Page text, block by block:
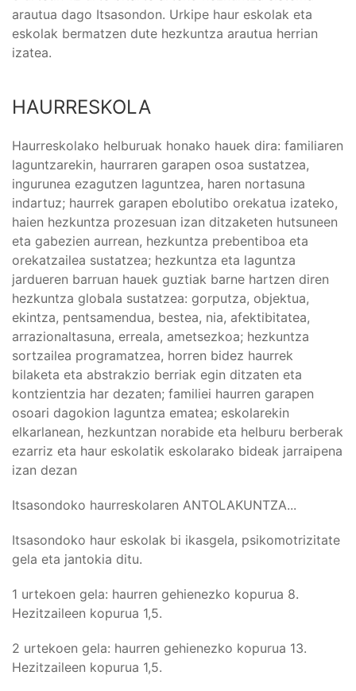
arautua dago Itsasondon. Urkipe haur eskolak eta
eskolak bermatzen dute hezkuntza arautua herrian
izatea.
HAURRESKOLA
Haurreskolako helburuak honako hauek dira: familiaren
laguntzarekin, haurraren garapen osoa sustatzea,
ingurunea ezagutzen laguntzea, haren nortasuna
indartuz; haurrek garapen ebolutibo orekatua izateko,
haien hezkuntza prozesuan izan ditzaketen hutsuneen
eta gabezien aurrean, hezkuntza prebentiboa eta
orekatzailea sustatzea; hezkuntza eta laguntza
jardueren barruan hauek guztiak barne hartzen diren
hezkuntza globala sustatzea: gorputza, objektua,
ekintza, pentsamendua, bestea, nia, afektibitatea,
arrazionaltasuna, erreala, ametsezkoa; hezkuntza
sortzailea programatzea, horren bidez haurrek
bilaketa eta abstrakzio berriak egin ditzaten eta
kontzientzia har dezaten; familiei haurren garapen
osoari dagokion laguntza ematea; eskolarekin
elkarlanean, hezkuntzan norabide eta helburu berberak
ezarriz eta haur eskolatik eskolarako bideak jarraipena
izan dezan
Itsasondoko haurreskolaren ANTOLAKUNTZA...
Itsasondoko haur eskolak bi ikasgela, psikomotrizitate
gela eta jantokia ditu.
1 urtekoen gela: haurren gehienezko kopurua 8.
Hezitzaileen kopurua 1,5.
2 urtekoen gela: haurren gehienezko kopurua 13.
Hezitzaileen kopurua 1,5.